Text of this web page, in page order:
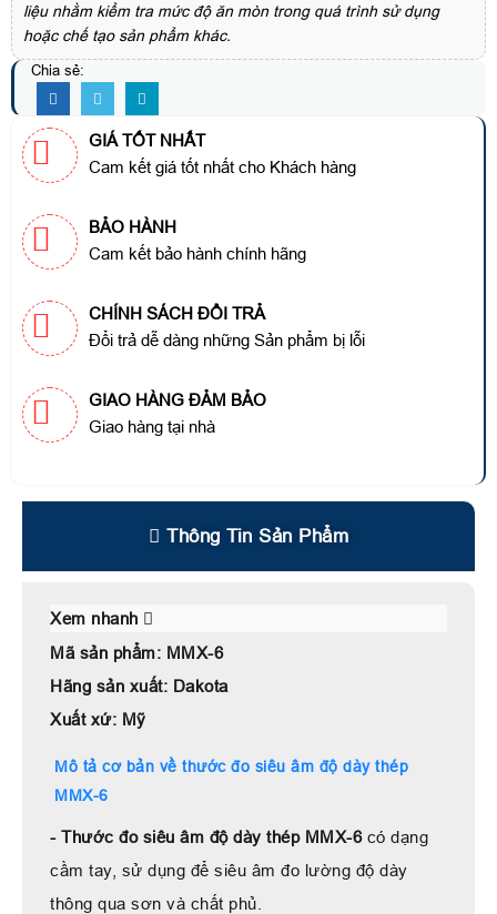
liệu nhằm kiểm tra mức độ ăn mòn trong quá trình sử dụng
hoặc chế tạo sản phẩm khác.
Chia sẻ:
GIÁ TỐT NHẤT
Cam kết giá tốt nhất cho Khách hàng
BẢO HÀNH
Cam kết bảo hành chính hãng
CHÍNH SÁCH ĐỔI TRẢ
Đổi trả dễ dàng những Sản phẩm bị lỗi
GIAO HÀNG ĐẢM BẢO
Giao hàng tại nhà
Thông Tin Sản Phẩm
Xem nhanh
Mã sản phẩm: MMX-6
Hãng sản xuất: Dakota
Xuất xứ: Mỹ
Mô tả cơ bản về thước đo siêu âm độ dày thép
MMX-6
- Thước đo siêu âm độ dày thép MMX-6 có dạng
cầm tay, sử dụng để siêu âm đo lường độ dày
thông qua sơn và chất phủ.